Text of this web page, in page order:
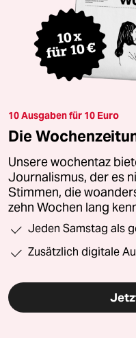
10 Ausgaben für 10 Euro
Die
Unsere wochentaz
Journalismus, der es
Stimmen, die
zehn Wochen lang
Jeden Samstag als
Zusätzlich digitale